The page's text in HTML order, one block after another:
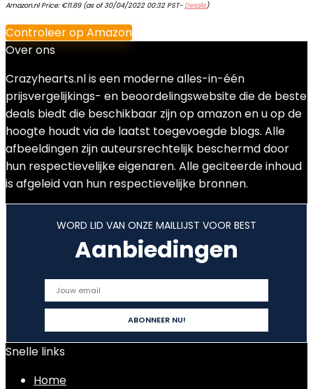
Amazon.nl Price: €11.89(as of 30/04/2022 00:32 PST- Details)
Controleer op Amazon
Over ons
Crazyhearts.nl is een moderne alles-in-één
prijsvergelijkings- en beoordelingswebsite die de beste
deals biedt die beschikbaar zijn op amazon en u op de
hoogte houdt via de laatst toegevoegde blogs. Alle
afbeeldingen zijn auteursrechtelijk beschermd door
hun respectievelijke eigenaren. Alle geciteerde inhoud
is afgeleid van hun respectievelijke bronnen.
WORD LID VAN ONZE MAILLIJST VOOR BEST
Aanbiedingen
Snelle links
Home